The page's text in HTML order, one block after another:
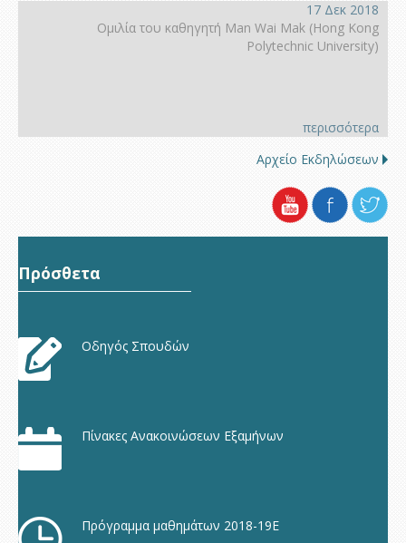
17 Δεκ 2018
Ομιλία του καθηγητή Man Wai Mak (Hong Kοng
Polytechnic University)
περισσότερα
Αρχείο Εκδηλώσεων
Πρόσθετα
Οδηγός Σπουδών
Πίνακες Ανακοινώσεων Εξαμήνων
Πρόγραμμα μαθημάτων 2018-19Ε